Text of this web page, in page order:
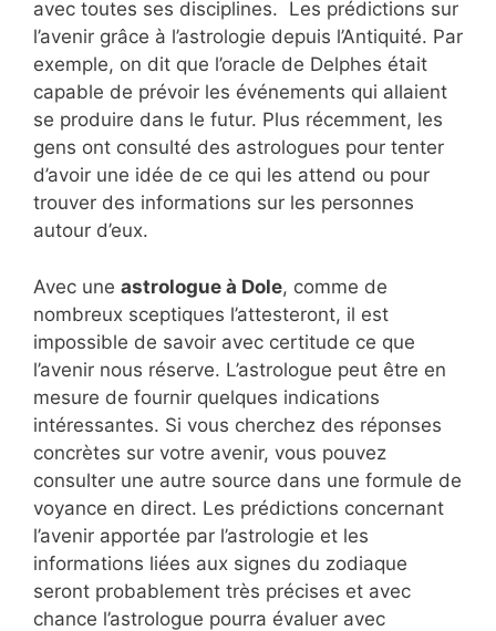
avec toutes ses disciplines. Les prédictions sur
l’avenir grâce à l’astrologie depuis l’Antiquité. Par
exemple, on dit que l’oracle de Delphes était
capable de prévoir les événements qui allaient
se produire dans le futur. Plus récemment, les
gens ont consulté des astrologues pour tenter
d’avoir une idée de ce qui les attend ou pour
trouver des informations sur les personnes
autour d’eux.
Avec une astrologue à Dole, comme de
nombreux sceptiques l’attesteront, il est
impossible de savoir avec certitude ce que
l’avenir nous réserve. L’astrologue peut être en
mesure de fournir quelques indications
intéressantes. Si vous cherchez des réponses
concrètes sur votre avenir, vous pouvez
consulter une autre source dans une formule de
voyance en direct. Les prédictions concernant
l’avenir apportée par l’astrologie et les
informations liées aux signes du zodiaque
seront probablement très précises et avec
chance l’astrologue pourra évaluer avec